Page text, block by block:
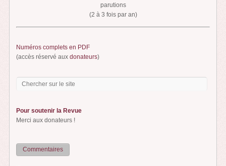
parutions
(2 à 3 fois par an)
Numéros complets en PDF
(accès réservé auxdonateurs)
Pour soutenir la Revue
Merci aux donateurs !
Commentaires